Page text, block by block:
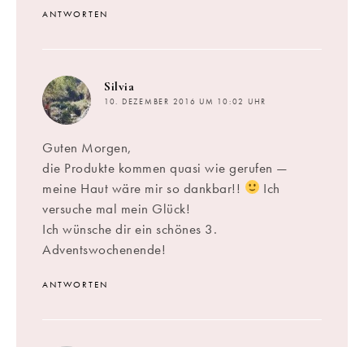
ANTWORTEN
Silvia
10. DEZEMBER 2016 UM 10:02 UHR
Guten Morgen,
die Produkte kommen quasi wie gerufen —
meine Haut wäre mir so dankbar!!
Ich
versuche mal mein Glück!
Ich wünsche dir ein schönes 3.
Adventswochenende!
ANTWORTEN